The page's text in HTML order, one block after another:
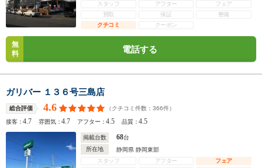
スタッフ
アフター
フェア
買取
保証
整備
クチコミ
クーポン
無
料
電話する
ガリバー １３６号三島店
総合評価 4.6 （クチコミ件数： 366件）
接客：4.7 雰囲気：4.7 アフター：4.5 品質：4.5
掲載台数 68台
所在地
静岡県 静岡東部
スタッフ
アフター
フェア